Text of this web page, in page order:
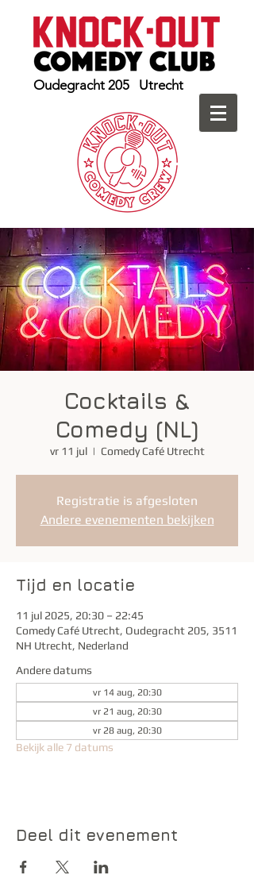
Oudegracht 205 Utrecht
Cocktails &
Comedy (NL)
vr 11 jul
  |
Comedy Café Utrecht
Registratie is afgesloten
Andere evenementen bekijken
Tijd en locatie
11 jul 2025, 20:30 – 22:45
Comedy Café Utrecht, Oudegracht 205, 3511
NH Utrecht, Nederland
Andere datums
vr 14 aug, 20:30
vr 21 aug, 20:30
vr 28 aug, 20:30
Bekijk alle 7 datums
Deel dit evenement